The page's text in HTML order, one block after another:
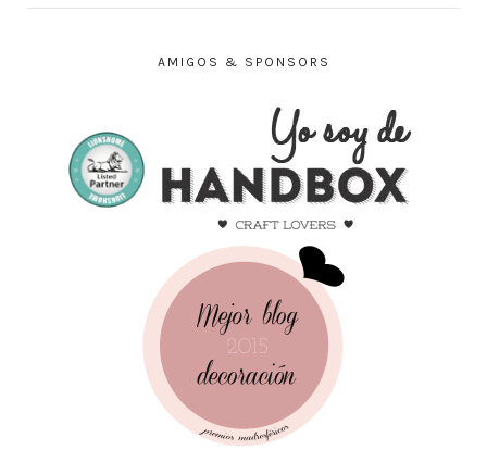
AMIGOS & SPONSORS